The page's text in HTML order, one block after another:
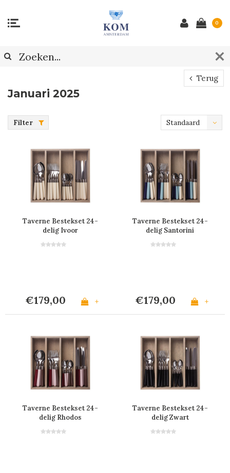
0
Terug
Januari 2025
Filter Standaard
Taverne Bestekset 24-
delig Ivoor
€179,00 +
Taverne Bestekset 24-
delig Santorini
€179,00 +
Taverne Bestekset 24-
delig Rhodos
Taverne Bestekset 24-
delig Zwart